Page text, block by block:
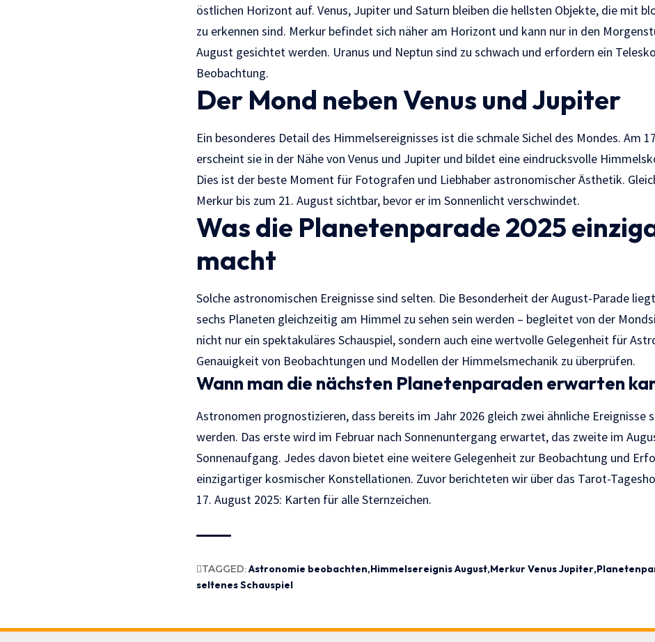
östlichen Horizont auf. Venus, Jupiter und Saturn bleiben die hellsten Objekte, die mit
zu erkennen sind. Merkur befindet sich näher am Horizont und kann nur in den
August gesichtet werden. Uranus und Neptun sind zu schwach und erfordern ein
Beobachtung.
Der Mond neben Venus und Jupiter
Ein besonderes Detail des Himmelsereignisses ist die schmale Sichel des Mondes. Am
erscheint sie in der Nähe von Venus und Jupiter und bildet eine eindrucksvolle
Dies ist der beste Moment für Fotografen und Liebhaber astronomischer Ästhetik.
Merkur bis zum 21. August sichtbar, bevor er im Sonnenlicht verschwindet.
Was die Planetenparade 2025
macht
Solche astronomischen Ereignisse sind selten. Die Besonderheit der August-Parade
sechs Planeten gleichzeitig am Himmel zu sehen sein werden – begleitet von der
nicht nur ein spektakuläres Schauspiel, sondern auch eine wertvolle Gelegenheit für
Genauigkeit von Beobachtungen und Modellen der Himmelsmechanik zu überprüfen.
Wann man die nächsten Planetenparaden erwarten
Astronomen prognostizieren, dass bereits im Jahr 2026 gleich zwei ähnliche Ereignisse
werden. Das erste wird im Februar nach Sonnenuntergang erwartet, das zweite im
Sonnenaufgang. Jedes davon bietet eine weitere Gelegenheit zur Beobachtung und
einzigartiger kosmischer Konstellationen. Zuvor berichteten wir über das Tarot-
17. August 2025: Karten für alle Sternzeichen.
TAGGED:Astronomie beobachten Himmelsereignis August Merkur Venus Jupiter
seltenes Schauspiel